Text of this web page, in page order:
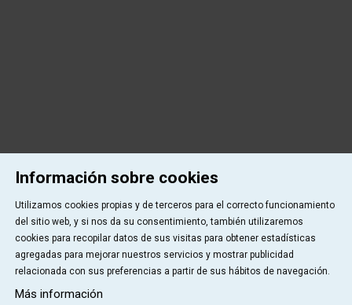
Información sobre cookies
Utilizamos cookies propias y de terceros para el correcto funcionamiento
del sitio web, y si nos da su consentimiento, también utilizaremos
cookies para recopilar datos de sus visitas para obtener estadísticas
agregadas para mejorar nuestros servicios y mostrar publicidad
relacionada con sus preferencias a partir de sus hábitos de navegación.
Más información